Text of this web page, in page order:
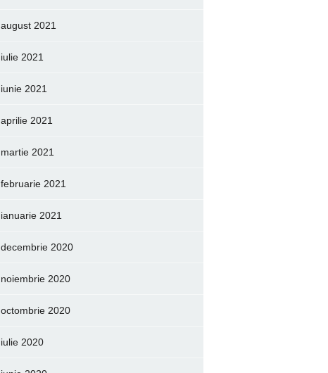
august 2021
iulie 2021
iunie 2021
aprilie 2021
martie 2021
februarie 2021
ianuarie 2021
decembrie 2020
noiembrie 2020
octombrie 2020
iulie 2020